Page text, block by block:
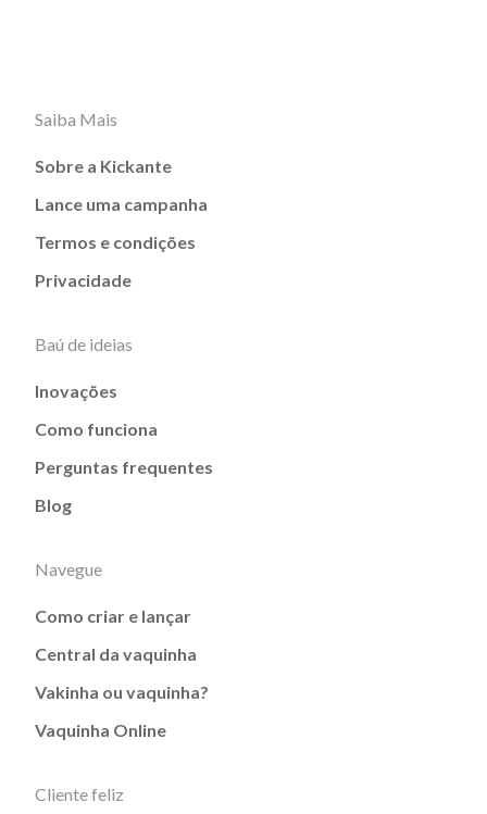
Saiba Mais
Sobre a Kickante
Lance uma campanha
Termos e condições
Privacidade
Baú de ideias
Inovações
Como funciona
Perguntas frequentes
Blog
Navegue
Como criar e lançar
Central da vaquinha
Vakinha ou vaquinha?
Vaquinha Online
Cliente feliz